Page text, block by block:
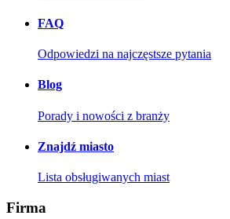
FAQ
Odpowiedzi na najczęstsze pytania
Blog
Porady i nowości z branży
Znajdź miasto
Lista obsługiwanych miast
Firma